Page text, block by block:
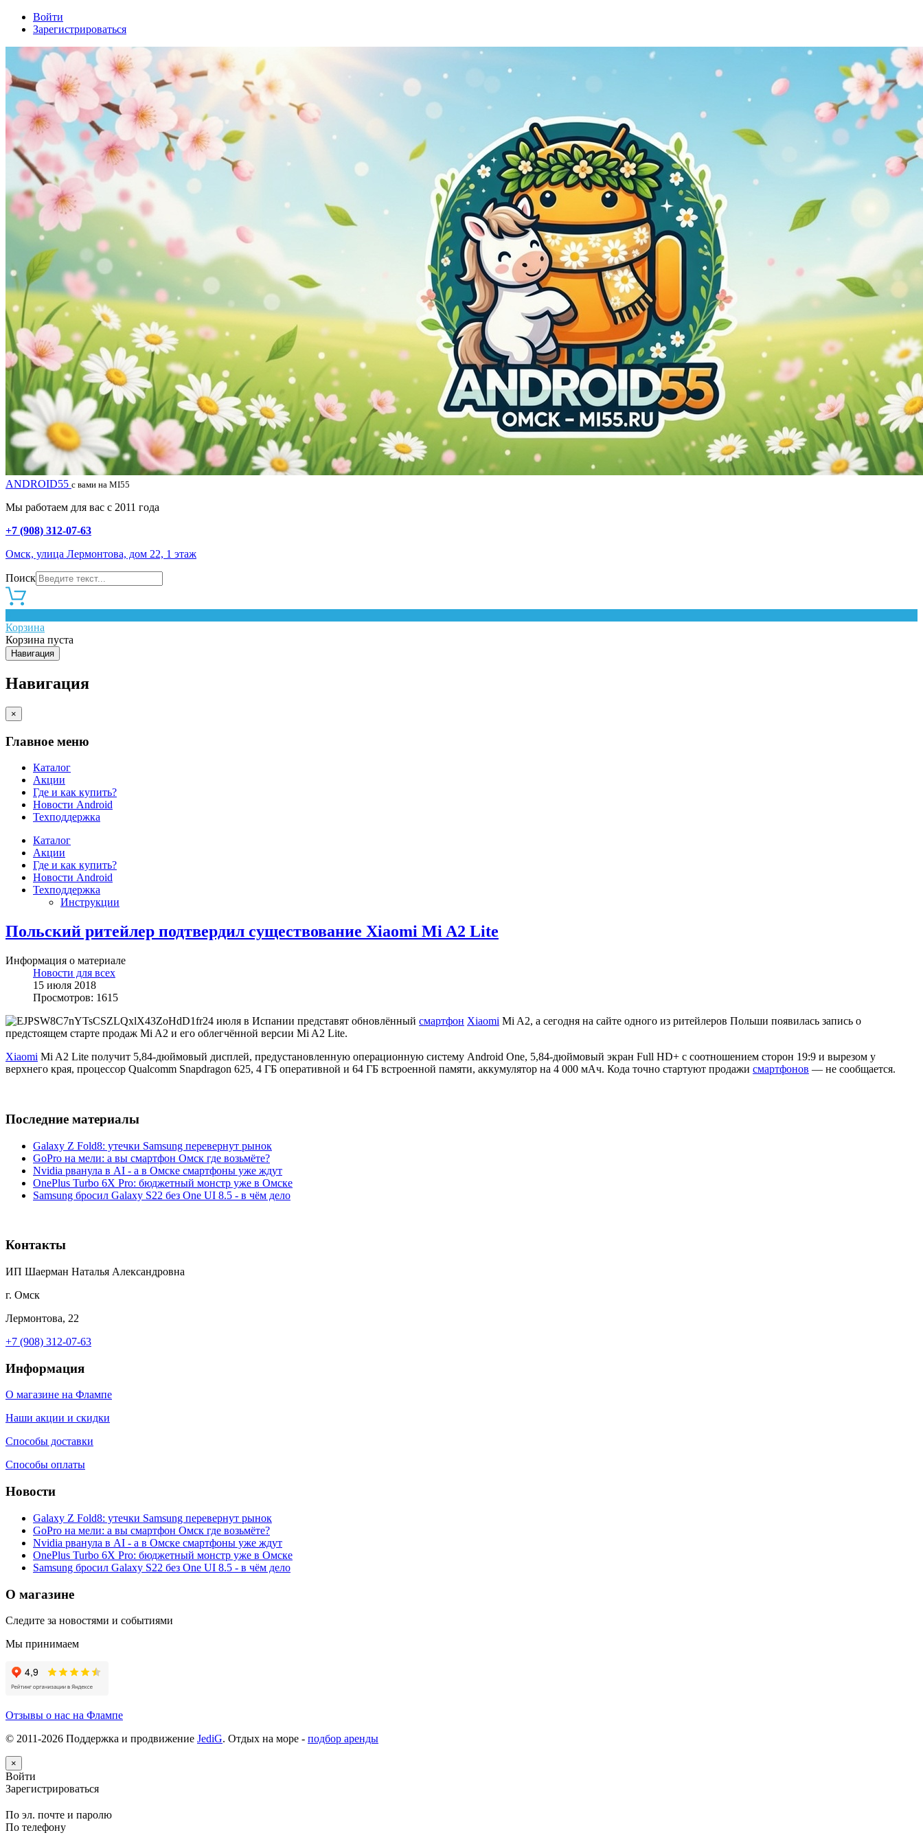
Войти
Зарегистрироваться
ANDROID55 с вами на MI55
Мы работаем для вас с 2011 года
+7 (908) 312-07-63
Омск, улица Лермонтова, дом 22, 1 этаж
Поиск
Корзина
Корзина пуста
Навигация
Навигация
×
Главное меню
Каталог
Акции
Где и как купить?
Новости Android
Техподдержка
Каталог
Акции
Где и как купить?
Новости Android
Техподдержка
Инструкции
Польский ритейлер подтвердил существование Xiaomi Mi A2 Lite
Информация о материале
Новости для всех
15 июля 2018
Просмотров: 1615
24 июля в Испании представят обновлённый смартфон Xiaomi Mi A2, а сегодня на сайте одного из ритейлеров Польши появилась запись о
предстоящем старте продаж Mi A2 и его облегчённой версии Mi A2 Lite.
Xiaomi Mi A2 Lite получит 5,84-дюймовый дисплей, предустановленную операционную систему Android One, 5,84-дюймовый экран Full HD+ с соотношением сторон 19:9 и вырезом у
верхнего края, процессор Qualcomm Snapdragon 625, 4 ГБ оперативной и 64 ГБ встроенной памяти, аккумулятор на 4 000 мАч. Кода точно стартуют продажи смартфонов — не сообщается.
Последние материалы
Galaxy Z Fold8: утечки Samsung перевернут рынок
GoPro на мели: а вы смартфон Омск где возьмёте?
Nvidia рванула в AI - а в Омске смартфоны уже ждут
OnePlus Turbo 6X Pro: бюджетный монстр уже в Омске
Samsung бросил Galaxy S22 без One UI 8.5 - в чём дело
Контакты
ИП Шаерман Наталья Александровна
г. Омск
Лермонтова, 22
+7 (908) 312-07-63
Информация
О магазине на Флампе
Наши акции и скидки
Способы доставки
Способы оплаты
Новости
Galaxy Z Fold8: утечки Samsung перевернут рынок
GoPro на мели: а вы смартфон Омск где возьмёте?
Nvidia рванула в AI - а в Омске смартфоны уже ждут
OnePlus Turbo 6X Pro: бюджетный монстр уже в Омске
Samsung бросил Galaxy S22 без One UI 8.5 - в чём дело
О магазине
Следите за новостями и событиями
Мы принимаем
Отзывы о нас на Флампе
© 2011-2026 Поддержка и продвижение JediG. Отдых на море - подбор аренды
×
Войти
Зарегистрироваться
По эл. почте и паролю
По телефону